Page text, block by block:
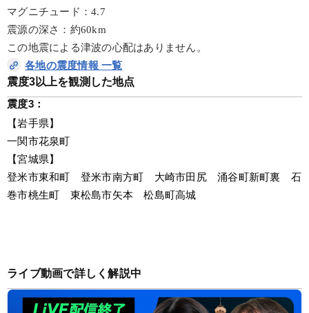
マグニチュード：4.7
震源の深さ：約60km
この地震による津波の心配はありません。
各地の震度情報 一覧
震度3以上を観測した地点
震度3：
【岩手県】
一関市花泉町
【宮城県】
登米市東和町　登米市南方町　大崎市田尻　涌谷町新町裏　石
巻市桃生町　東松島市矢本　松島町高城
ライブ動画で詳しく解説中